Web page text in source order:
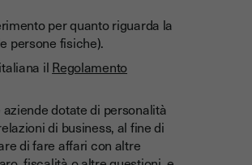
per quanto riguarda la
persone fisiche).
il Regolamento
dotate di personalità
di business, al fine di
di fare affari con altre